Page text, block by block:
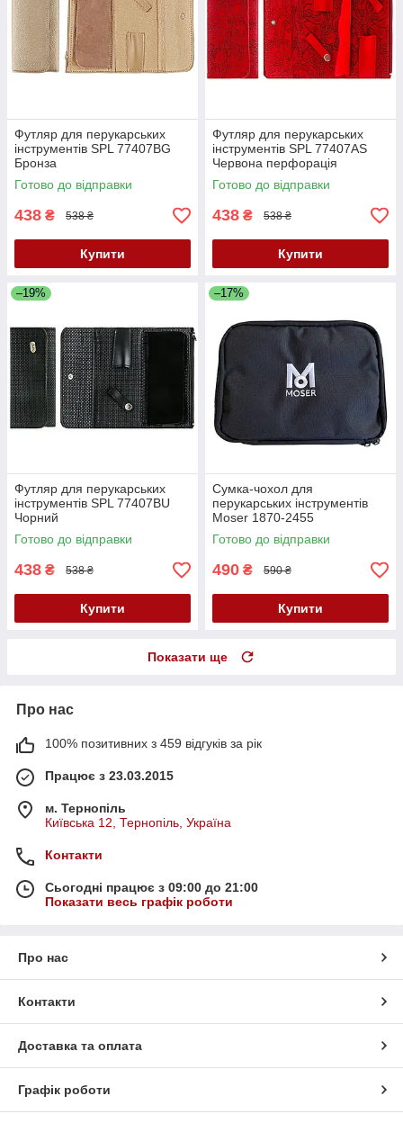
Футляр для перукарських
інструментів SPL 77407BG
Бронза
Готово до відправки
438 ₴ 538 ₴
Купити
Футляр для перукарських
інструментів SPL 77407AS
Червона перфорація
Готово до відправки
438 ₴ 538 ₴
Купити
–19%
Футляр для перукарських
інструментів SPL 77407BU
Чорний
Готово до відправки
438 ₴ 538 ₴
Купити
–17%
Сумка-чохол для
перукарських інструментів
Moser 1870-2455
Готово до відправки
490 ₴ 590 ₴
Купити
Показати ще
Про нас
100% позитивних з 459 відгуків за рік
Працює з 23.03.2015
м. Тернопіль
Київська 12, Тернопіль, Україна
Контакти
Сьогодні працює з 09:00 до 21:00
Показати весь графік роботи
Про нас
Контакти
Доставка та оплата
Графік роботи